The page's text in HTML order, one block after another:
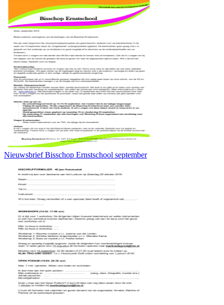
Nieuwsbrief Bisschop Ernstschool september